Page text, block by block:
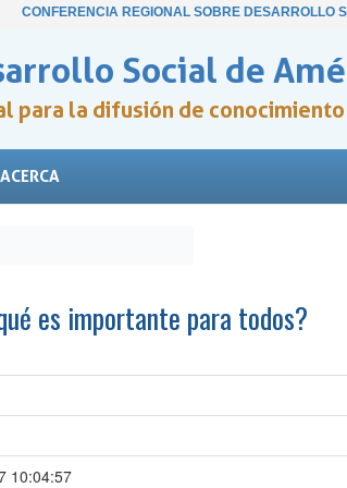
CONFERENCIA REGIONAL SOBRE DESARROLLO
Social de
para la difusión de
ACERCA
es importante para todos?
10:04:57